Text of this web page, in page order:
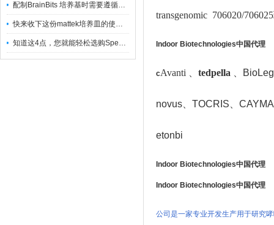
配制BrainBits 培养基时需要遵循的原则
快来收下这份mattek培养皿的使用指南
知道这4点，您就能轻松选购Spectrum 膜
transgenomic 706020/
Indoor Biotechnologies中国代理
cAvanti 、 tedpella
novus 、TOCRIS 、
etonbi
Indoor Biotechnologies中国代理
Indoor Biotechnologies中国代理
公司是一家专业开发生产用于研究